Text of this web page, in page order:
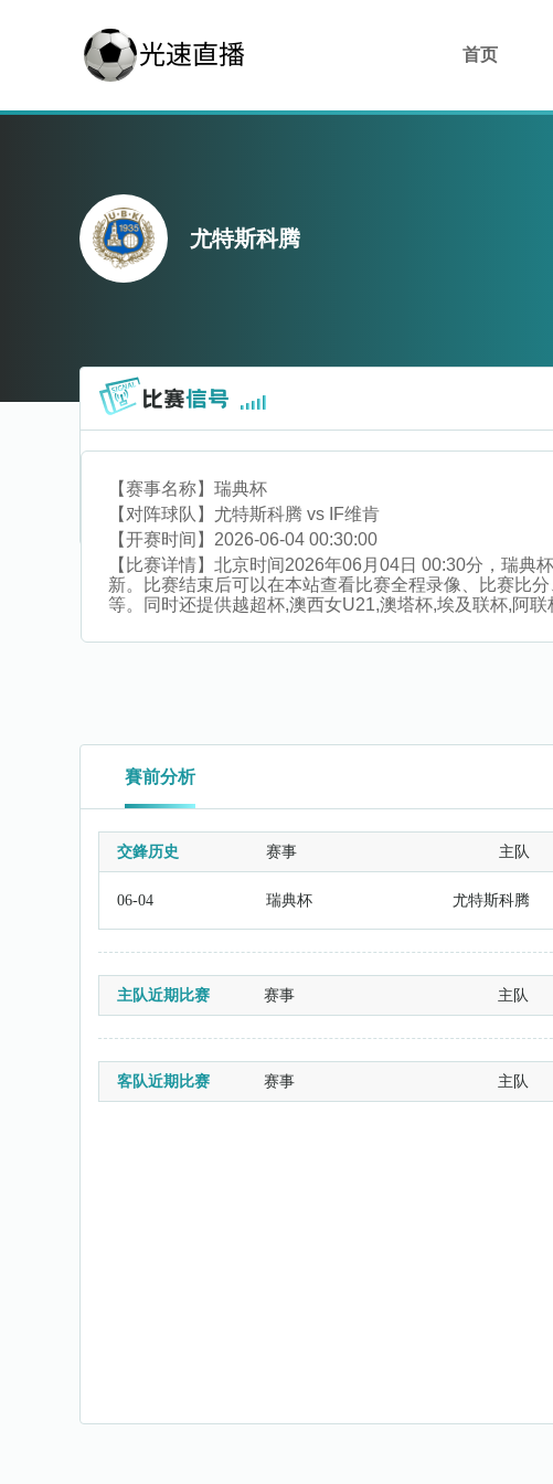
首页
尤特斯科腾
【赛事名称】 瑞典杯
【对阵球队】 尤特斯科腾 vs IF维肯
【开赛时间】 2026-06-04 00:30:00
【比赛详情】 北京时间2026年06月04日 00:30分，瑞典
新。比赛结束后可以在本站查看比赛全程录像、比赛比
等。同时还提供越超杯,澳西女U21,澳塔杯,埃及联杯,阿
賽前分析
交鋒历史 赛事 主队
06-04 瑞典杯 尤特斯科腾
主队近期比赛 赛事 主队
客队近期比赛 赛事 主队